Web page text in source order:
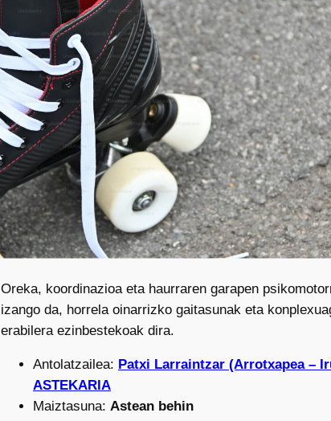
Oreka, koordinazioa eta haurraren garapen
izango da, horrela oinarrizko gaitasunak eta
erabilera ezinbestekoak dira.
Antolatzailea: Patxi Larraintzar (Arrotxapea –
ASTEKARIA
Maiztasuna: Astean behin